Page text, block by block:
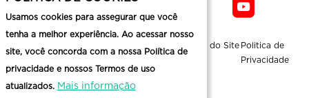
Mapa do Site Politica de
Privacidade
Usamos cookies para assegurar que você
tenha a melhor experiência. Ao acessar nosso
site, você concorda com a nossa Política de
privacidade e nossos Termos de uso
atualizados. Mais informação